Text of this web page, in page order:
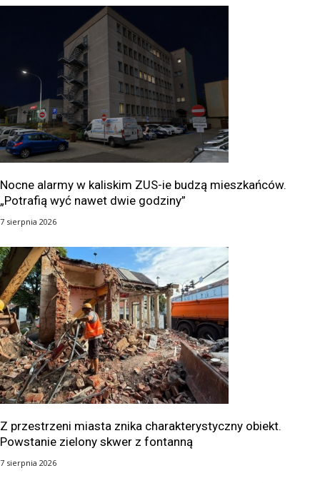
Nocne alarmy w kaliskim ZUS-ie budzą mieszkańców.
„Potrafią wyć nawet dwie godziny”
7 sierpnia 2026
Z przestrzeni miasta znika charakterystyczny obiekt.
Powstanie zielony skwer z fontanną
7 sierpnia 2026